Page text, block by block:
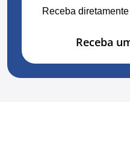
Receba
Receba